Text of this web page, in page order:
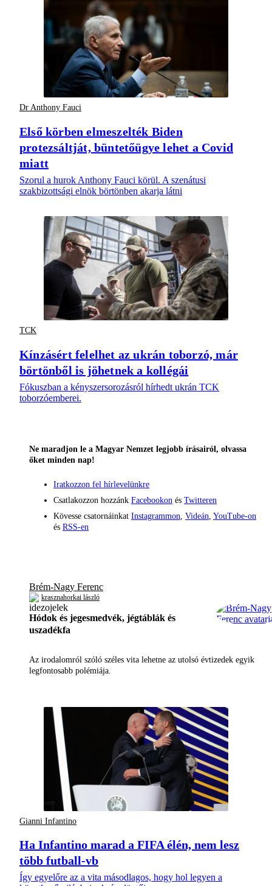
Dr Anthony Fauci
Első körben elmeszelték Biden
protezsáltját, büntetőügye lehet a Covid
miatt
Szorul a hurok Anthony Fauci körül. A szenátusi
szakbizottsági elnök börtönben akarja látni
TCK
Kínzásért felelhet az ukrán toborzó, már
börtönből is jöhetnek a kollégái
Fókuszban a kényszersorozásról hírhedt ukrán TCK
toborzóemberei.
Ne maradjon le a Magyar Nemzet legjobb írásairól, olvassa
őket minden nap!
Iratkozzon fel hírlevelünkre
Csatlakozzon hozzánk Facebookon és Twitteren
Kövesse csatornáinkat Instagrammon Videán YouTube-on
és RSS-en
Brém-Nagy Ferenc
krasznahorkai lászló
Hódok és jegesmedvék, jégtáblák és
uszadékfa
Az irodalomról szóló széles vita lehetne az utolsó évtizedek egyik
legfontosabb polémiája.
Gianni Infantino
Ha Infantino marad a FIFA élén, nem lesz
több futball-vb
Így egyelőre az a vita másodlagos, hogy hol legyen a